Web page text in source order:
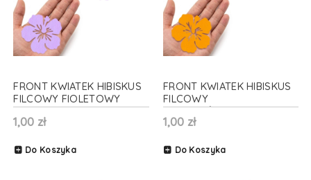
FRONT KWIATEK HIBISKUS
FILCOWY FIOLETOWY
6x5,5cm
1,00 zł
Do Koszyka
FRONT KWIATEK HIBISKUS
FILCOWY
POMARAŃCZOWY 6x5,5cm
1,00 zł
Do Koszyka